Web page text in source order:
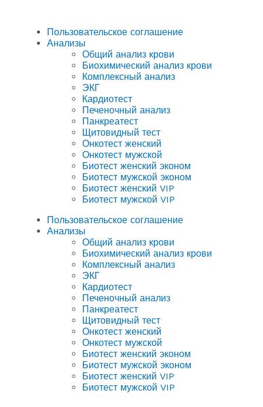
Пользовательское соглашение
Анализы
Общий анализ крови
Биохимический анализ крови
Комплексный анализ
ЭКГ
Кардиотест
Печеночный анализ
Панкреатест
Щитовидный тест
Онкотест женский
Онкотест мужской
Биотест женский эконом
Биотест мужской эконом
Биотест женский VIP
Биотест мужской VIP
Пользовательское соглашение
Анализы
Общий анализ крови
Биохимический анализ крови
Комплексный анализ
ЭКГ
Кардиотест
Печеночный анализ
Панкреатест
Щитовидный тест
Онкотест женский
Онкотест мужской
Биотест женский эконом
Биотест мужской эконом
Биотест женский VIP
Биотест мужской VIP